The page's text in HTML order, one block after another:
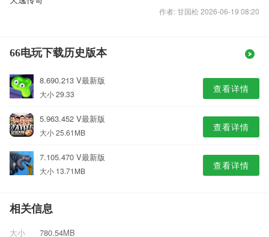
作者: 甘国松 2026-06-19 08:20
66电玩下载历史版本
8.690.213 V最新版
大小 29.33 查看详情
5.963.452 V最新版
大小 25.61MB 查看详情
7.105.470 V最新版
大小 13.71MB 查看详情
相关信息
大小
780.54MB